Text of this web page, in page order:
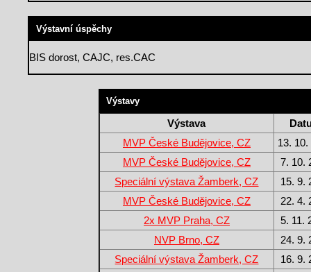
Výstavní úspěchy
BIS dorost, CAJC, res.CAC
Výstavy
Výstava
MVP České Budějovice, CZ
13. 10.
MVP České Budějovice, CZ
7. 10.
Speciální výstava Žamberk, CZ
15. 9.
MVP České Budějovice, CZ
22. 4.
2x MVP Praha, CZ
5. 11.
NVP Brno, CZ
24. 9.
Speciální výstava Žamberk, CZ
16. 9.